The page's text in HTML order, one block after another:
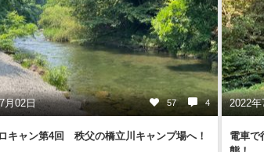
月02日 57 4
キャン第4回 秩父の橋立川キャンプ場へ！
2022
電車で